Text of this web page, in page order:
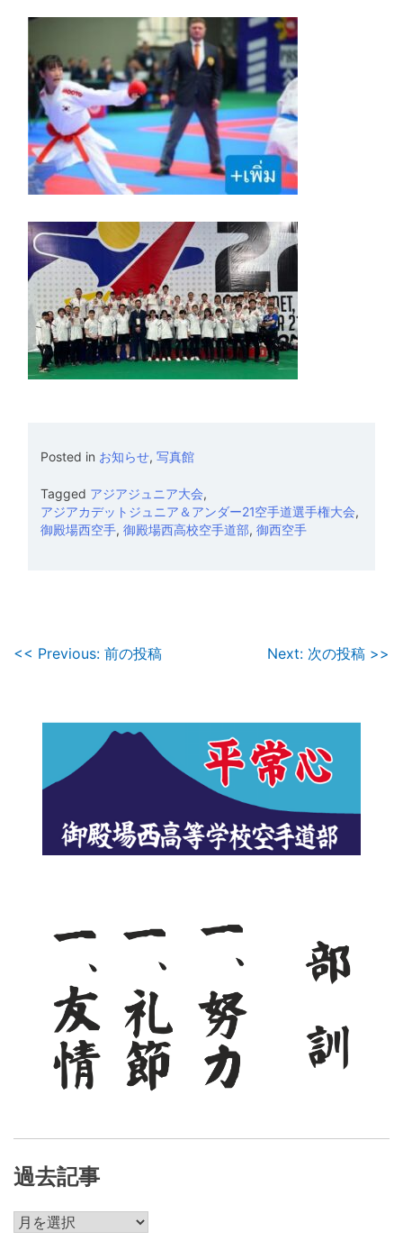
Posted in お知らせ, 写真館
Tagged アジアジュニア大会,
アジアカデットジュニア＆アンダー21空手道選手権大会,
御殿場西空手, 御殿場西高校空手道部, 御西空手
投
<< Previous: 前の投稿 Next: 次の投稿 >>
過去記事
過